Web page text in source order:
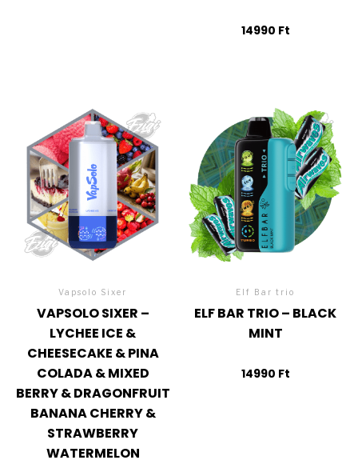
14990 Ft
Vapsolo Sixer
VAPSOLO SIXER –
LYCHEE ICE &
CHEESECAKE & PINA
COLADA & MIXED
BERRY & DRAGONFRUIT
BANANA CHERRY &
STRAWBERRY
WATERMELON
Elf Bar trio
ELF BAR TRIO – BLACK
MINT
14990 Ft